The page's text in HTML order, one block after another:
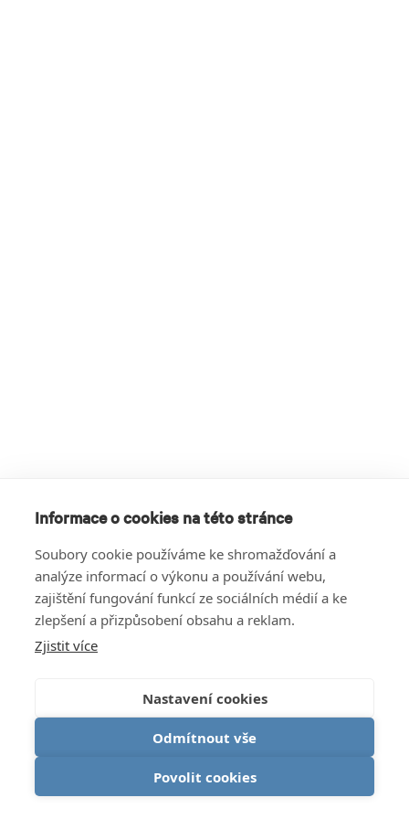
Informace o cookies na této stránce
Soubory cookie používáme ke shromažďování a
analýze informací o výkonu a používání webu,
zajištění fungování funkcí ze sociálních médií a ke
zlepšení a přizpůsobení obsahu a reklam.
Zjistit více
Nastavení cookies
Odmítnout vše
Povolit cookies